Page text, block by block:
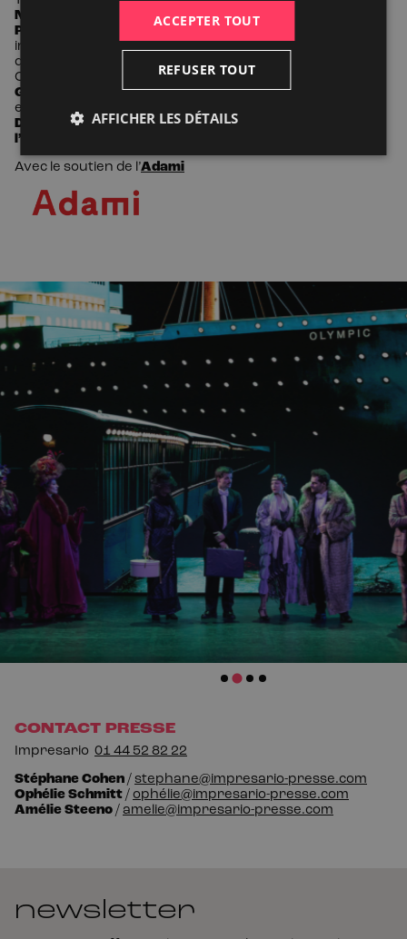
Nicolas Assistante à la mise en scène
Patricia PascaleMoe B ruderer
interactions digitalesLesFrenchTwinsCréation visuelle
digitale
listair Dominique
Costumes redouLumièresLaurent
Grant ChiaraBosco, AliceFleurey
et Juliette (en alternance)
DelphineGrandsart, Jérémy Ichou
l’huissier
Avec le soutien de l’Adami
CONTACT PRESSE
Impresario 0144 52 82 22
StéphaneCohen/stephane@impresario-presse.com
OphélieSchmitt/ophélie@impresario-presse.com
Amélie Steeno/ amelie@impresario-presse.com
newsletter
ACCEPTER TOUT
REFUSER TOUT
AFFICHER LES DÉTAILS